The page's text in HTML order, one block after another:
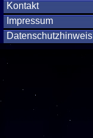
Kontakt
Impressum
Datenschutzhinweis